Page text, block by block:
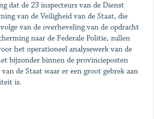
dat de 23 inspecteurs van de Dienst
van de Veiligheid van de Staat, die
van de overheveling van de opdracht
naar de Federale Politie, zullen
het operationeel analysewerk van de
bijzonder binnen de provincieposten
de Staat waar er een groot gebrek aan
is.